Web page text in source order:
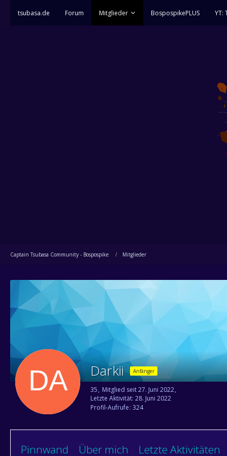
tsubasa.de Forum Mitglieder BospospikePLUS YT:
Captain Tsubasa Community - Bospospike Mitglieder
Darkii Anfänger
35
Mitglied seit 27. Juni 2022
Letzte Aktivität: 28. Juni 2022
Profil-Aufrufe 324
Pinnwand Über mich Letzte Aktivitäten